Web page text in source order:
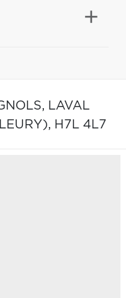
LAVAL
H7L 4L7